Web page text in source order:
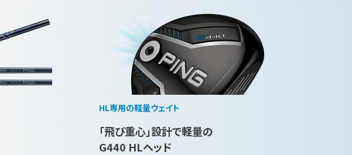
HL専用の軽量ウェイト
「飛び重心」設計で軽量の
G440 HLヘッド